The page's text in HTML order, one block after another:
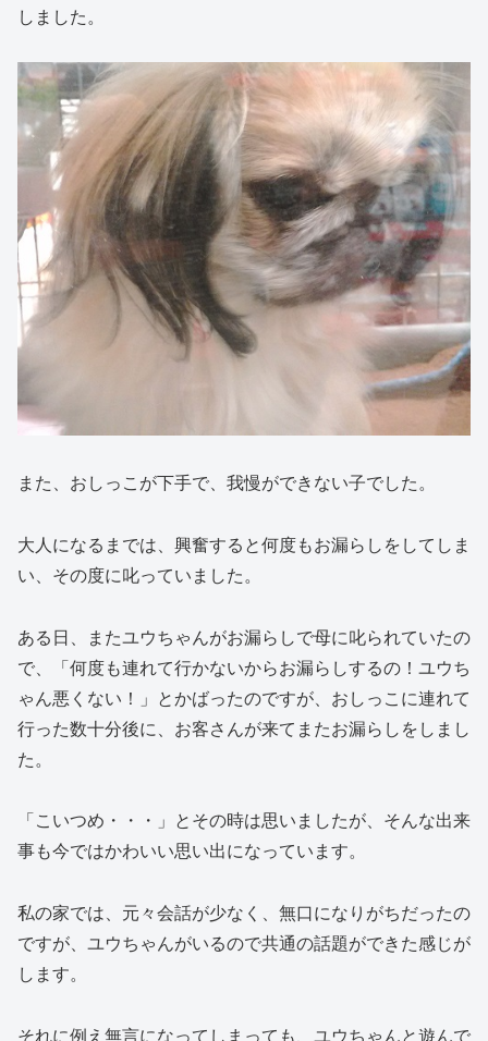
しました。
また、おしっこが下手で、我慢ができない子でした。
大人になるまでは、興奮すると何度もお漏らしをしてしま
い、その度に叱っていました。
ある日、またユウちゃんがお漏らしで母に叱られていたの
で、「何度も連れて行かないからお漏らしするの！ユウち
ゃん悪くない！」とかばったのですが、おしっこに連れて
行った数十分後に、お客さんが来てまたお漏らしをしまし
た。
「こいつめ・・・」とその時は思いましたが、そんな出来
事も今ではかわいい思い出になっています。
私の家では、元々会話が少なく、無口になりがちだったの
ですが、ユウちゃんがいるので共通の話題ができた感じが
します。
それに例え無言になってしまっても、ユウちゃんと遊んで